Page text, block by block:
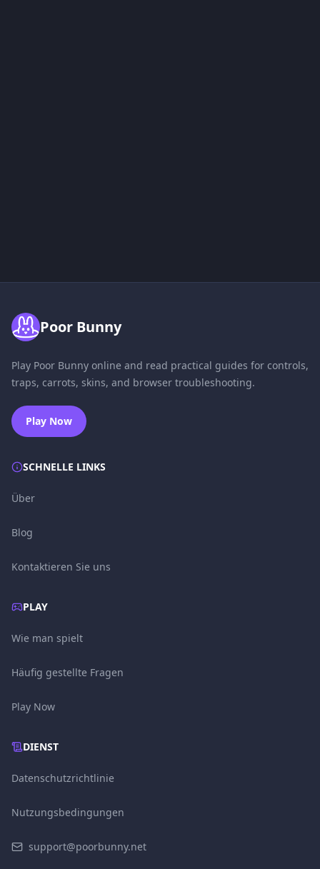
Poor Bunny
Play Poor Bunny online and read practical guides for controls,
traps, carrots, skins, and browser troubleshooting.
Play Now
SCHNELLE LINKS
Über
Blog
Kontaktieren Sie uns
PLAY
Wie man spielt
Häufig gestellte Fragen
Play Now
DIENST
Datenschutzrichtlinie
Nutzungsbedingungen
support@poorbunny.net